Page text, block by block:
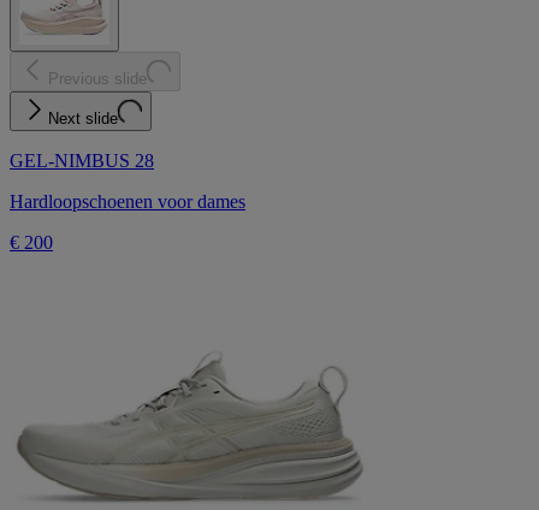
Previous slide
Next slide
GEL-NIMBUS 28
Hardloopschoenen voor dames
€ 200